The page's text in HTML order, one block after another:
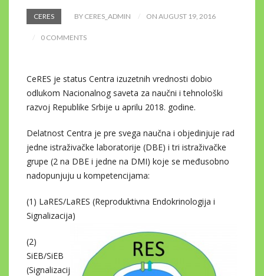
CERES BY CERES_ADMIN ON AUGUST 19, 2016
0 COMMENTS
CeRES je status Centra izuzetnih vrednosti dobio
odlukom Nacionalnog saveta za naučni i tehnološki
razvoj Republike Srbije u aprilu 2018. godine.
Delatnost Centra je pre svega naučna i objedinjuje rad
jedne istraživačke laboratorije (DBE) i tri istraživačke
grupe (2 na DBE i jedne na DMI) koje se međusobno
nadopunjuju u kompetencijama:
(1) LaRES/LaRES (Reproduktivna Endokrinologija i
Signalizacija)
(2)
SiEB/SiEB
(Signalizacij